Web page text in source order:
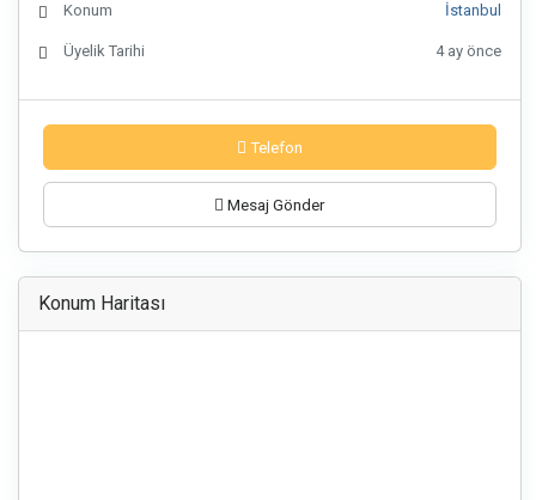
Konum İstanbul
Üyelik Tarihi 4 ay önce
Telefon
Mesaj Gönder
Konum Haritası